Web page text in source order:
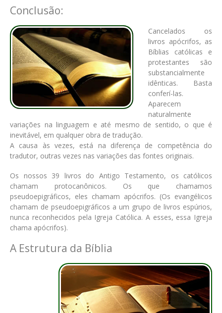
Conclusão:
Cancelados os
livros apócrifos, as
Bíblias católicas e
protestantes são
substancialmente
idênticas. Basta
conferí-las.
Aparecem
naturalmente
variações na linguagem e até mesmo de sentido, o que é
inevitável, em qualquer obra de tradução.
A causa às vezes, está na diferença de competência do
tradutor, outras vezes nas variações das fontes originais.
Os nossos 39 livros do Antigo Testamento, os católicos
chamam protocanônicos. Os que chamamos
pseudoepigráficos, eles chamam apócrifos. (Os evangélicos
chamam de pseudoepigráficos a um grupo de livros espúrios,
nunca reconhecidos pela Igreja Católica. A esses, essa Igreja
chama apócrifos).
A Estrutura da Bíblia